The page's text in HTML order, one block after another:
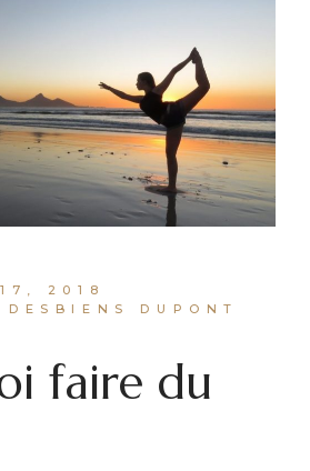
2018
DUPONT
faire du